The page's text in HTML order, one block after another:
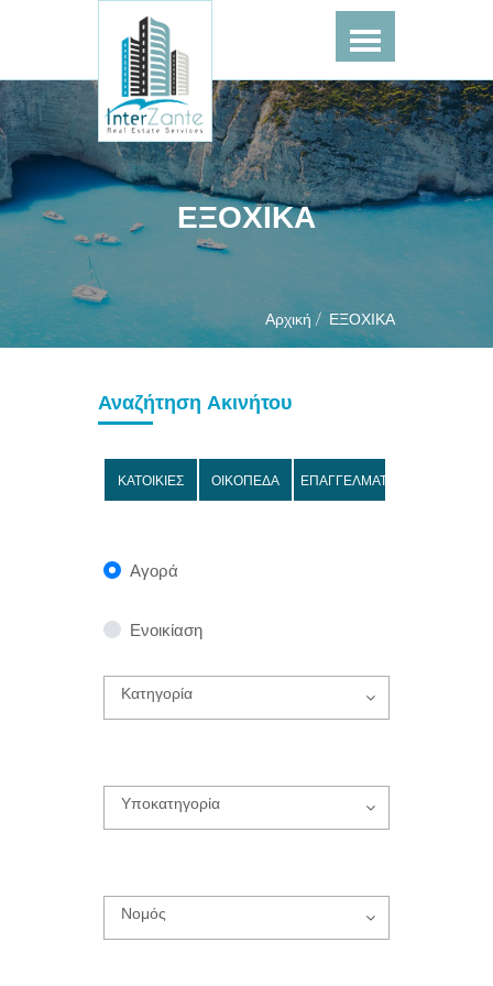
ΕΞΟΧΙΚΑ
Αρχική / ΕΞΟΧΙΚΑ
Αναζήτηση Ακινήτου
ΚΑΤΟΙΚΙΕΣ ΟΙΚΟΠΕΔΑ ΕΠΑΓΓΕΛΜΑΤΙΚΑ
Αγορά
Ενοικίαση
Κατηγορία
Υποκατηγορία
Νομός